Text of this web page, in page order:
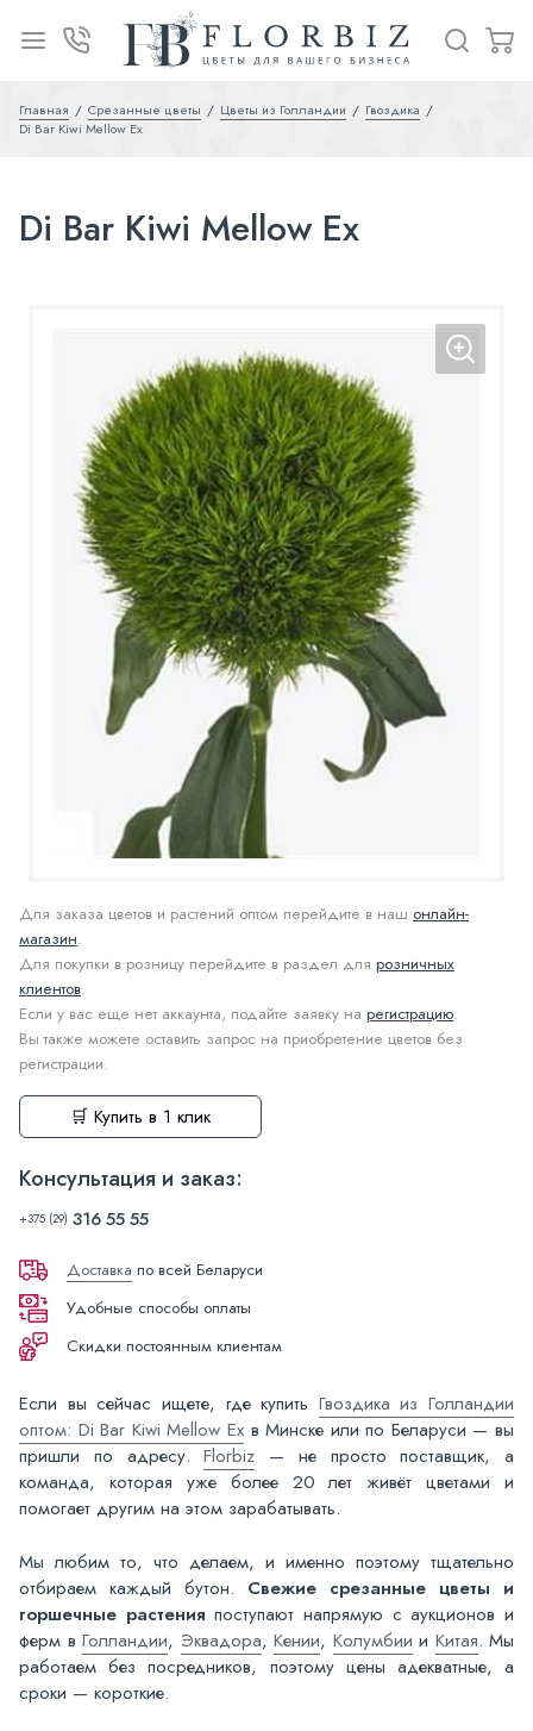
Главная Срезанные цветы Цветы из Голландии
Гвоздика
Di Bar Kiwi Mellow Ex
Di Bar Kiwi Mellow Ex
Для заказа цветов и растений оптом перейдите в наш онлайн-
магазин.
Для покупки в розницу перейдите в раздел для розничных
клиентов.
Если у вас еще нет аккаунта, подайте заявку на регистрацию.
Вы также можете оставить запрос на приобретение цветов без
регистрации.
🛒 Купить в 1 клик
Консультация и заказ:
+375 (29) 316 55 55
Доставка по всей Беларуси
Удобные способы оплаты
Скидки постоянным клиентам
Если вы сейчас ищете, где купить Гвоздика из Голландии
оптом: Di Bar Kiwi Mellow Exв Минске или по Беларуси — вы
пришли по адресу.Florbiz — не просто поставщик, а
команда, которая уже более 20 лет живёт цветами и
помогает другим на этом зарабатывать.
Мы любим то, что делаем, и именно поэтому тщательно
отбираем каждый бутон. Свежие срезанные цветы и
горшечные растения поступают напрямую с аукционов и
ферм в Голландии, Эквадора, Кении, Колумбии и Китая. Мы
работаем без посредников, поэтому цены адекватные, а
сроки — короткие.